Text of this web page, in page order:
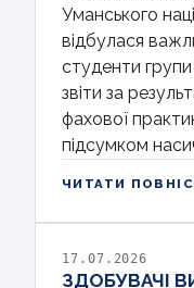
Уманського
відбулася
студенти
звіти за
фахової
підсумком
ЧИТАТИ
17.07.2026
ЗДОБУВАЧІ